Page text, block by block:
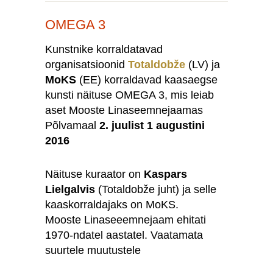
OMEGA 3
Kunstnike korraldatavad
organisatsioonid Totaldobže (LV) ja
MoKS (EE) korraldavad kaasaegse
kunsti näituse OMEGA 3, mis leiab
aset Mooste Linaseemnejaamas
Põlvamaal 2. juulist 1 augustini
2016
Näituse kuraator on Kaspars
Lielgalvis (Totaldobže juht) ja selle
kaaskorraldajaks on MoKS.
Mooste Linaseeemnejaam ehitati
1970-ndatel aastatel. Vaatamata
suurtele muutustele